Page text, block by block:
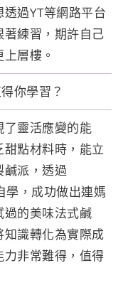
透過YT等網路平台
著練習，期許自己
層樓。
你學習？
了靈活應變的能
甜點材料時，能立
鹹派，透過
學，成功做出連媽
過的美味法式鹹
知識轉化為實際成
力非常難得，值得